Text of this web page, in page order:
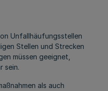
Unfallhäufungsstellen
Stellen und Strecken
müssen geeignet,
sein.
als auch